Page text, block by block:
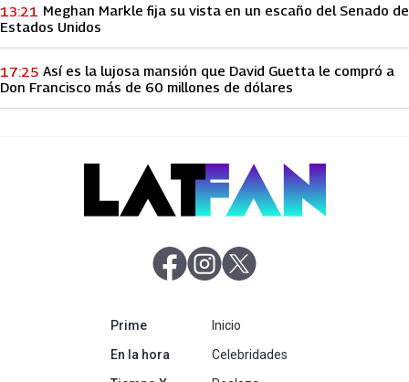
Meghan Markle fija su vista en un escaño del Senado de
Estados Unidos
13:21
Así es la lujosa mansión que David Guetta le compró a
Don Francisco más de 60 millones de dólares
17:25
abre en nueva pestaña
abre en nueva pestaña
Primeabre en nueva pestaña
En la hora abre en nueva pestaña
Inicio
Celebridades